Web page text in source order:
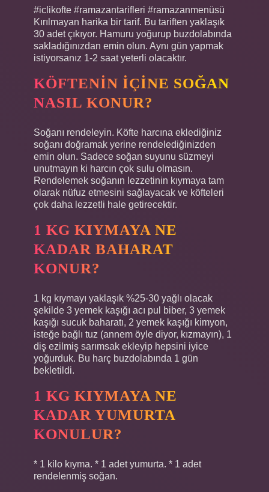
#iclikofte #ramazantarifleri #ramazanmenüsü
Kırılmayan harika bir tarif. Bu tariften yaklaşık
30 adet çıkıyor. Hamuru yoğurup buzdolabında
sakladığınızdan emin olun. Aynı gün yapmak
istiyorsanız 1-2 saat yeterli olacaktır.
KÖFTENIN IÇINE SOĞAN
NASIL KONUR?
Soğanı rendeleyin. Köfte harcına eklediğiniz
soğanı doğramak yerine rendelediğinizden
emin olun. Sadece soğan suyunu süzmeyi
unutmayın ki harcın çok sulu olmasın.
Rendelemek soğanın lezzetinin kıymaya tam
olarak nüfuz etmesini sağlayacak ve köfteleri
çok daha lezzetli hale getirecektir.
1 KG KIYMAYA NE
KADAR BAHARAT
KONUR?
1 kg kıymayı yaklaşık %25-30 yağlı olacak
şekilde 3 yemek kaşığı acı pul biber, 3 yemek
kaşığı sucuk baharatı, 2 yemek kaşığı kimyon,
isteğe bağlı tuz (annem öyle diyor, kızmayın), 1
diş ezilmiş sarımsak ekleyip hepsini iyice
yoğurduk. Bu harç buzdolabında 1 gün
bekletildi.
1 KG KIYMAYA NE
KADAR YUMURTA
KONULUR?
* 1 kilo kıyma. * 1 adet yumurta. * 1 adet
rendelenmiş soğan.